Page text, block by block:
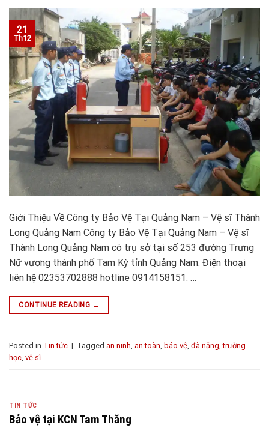
21
Th12
Giới Thiệu Về Công ty Bảo Vệ Tại Quảng Nam – Vệ sĩ Thành
Long Quảng Nam Công ty Bảo Vệ Tại Quảng Nam – Vệ sĩ
Thành Long Quảng Nam có trụ sở tại số 253 đường Trưng
Nữ vương thành phố Tam Kỳ tỉnh Quảng Nam. Điện thoại
liên hệ 02353702888 hotline 0914158151. …
CONTINUE READING →
Posted in Tin tức | Tagged an ninh, an toàn, bảo vệ, đà nẵng,trường
học, vệ sĩ
TIN TỨC
Bảo vệ tại KCN Tam Thăng